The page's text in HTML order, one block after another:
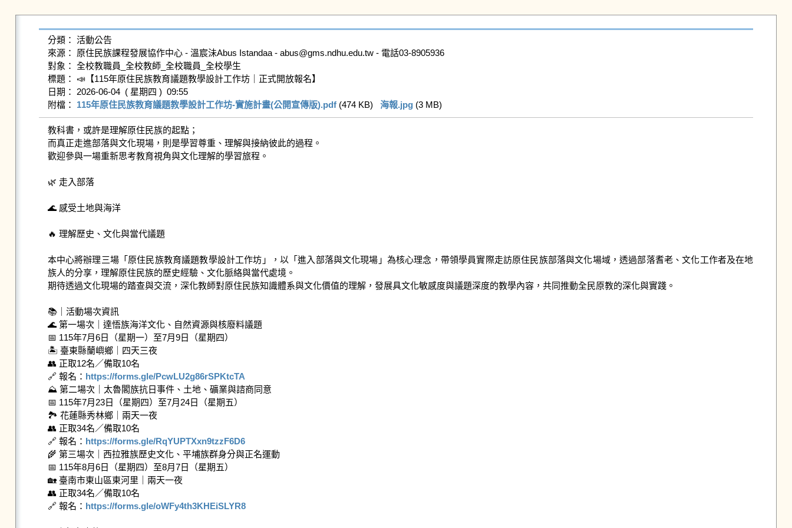
分類： 活動公告
來源： 原住民族課程發展協作中心 - 溫宸沬Abus Istandaa - abus@gms.ndhu.edu.tw - 電話03-8905936
對象： 全校教職員_全校教師_全校職員_全校學生
標題： 📣【115年原住民族教育議題教學設計工作坊｜正式開放報名】
日期： 2026-06-04  ( 星期四 )  09:55
附檔： 115年原住民族教育議題教學設計工作坊-實施計畫(公開宣傳版).pdf (474 KB) 海報.jpg (3 MB)
教科書，或許是理解原住民族的起點；
而真正走進部落與文化現場，則是學習尊重、理解與接納彼此的過程。
歡迎參與一場重新思考教育視角與文化理解的學習旅程。
🌿 走入部落
🌊 感受土地與海洋
🔥 理解歷史、文化與當代議題
本中心將辦理三場「原住民族教育議題教學設計工作坊」，以「進入部落與文化現場」為核心理念，帶領學員實際走訪原住民族部落與文化場域，透過部落耆老、文化工作者及在地
族人的分享，理解原住民族的歷史經驗、文化脈絡與當代處境。
期待透過文化現場的踏查與交流，深化教師對原住民族知識體系與文化價值的理解，發展具文化敏感度與議題深度的教學內容，共同推動全民原教的深化與實踐。
📚｜活動場次資訊
🌊 第一場次｜達悟族海洋文化、自然資源與核廢料議題
📅 115年7月6日（星期一）至7月9日（星期四）
🏝 臺東縣蘭嶼鄉｜四天三夜
👥 正取12名／備取10名
🔗 報名： https://forms.gle/PcwLU2g86rSPKtcTA
⛰ 第二場次｜太魯閣族抗日事件、土地、礦業與諮商同意
📅 115年7月23日（星期四）至7月24日（星期五）
🏞 花蓮縣秀林鄉｜兩天一夜
👥 正取34名／備取10名
🔗 報名： https://forms.gle/RqYUPTXxn9tzzF6D6
🌾 第三場次｜西拉雅族歷史文化、平埔族群身分與正名運動
📅 115年8月6日（星期四）至8月7日（星期五）
🏡 臺南市東山區東河里｜兩天一夜
👥 正取34名／備取10名
🔗 報名： https://forms.gle/oWFy4th3KHEiSLYR8